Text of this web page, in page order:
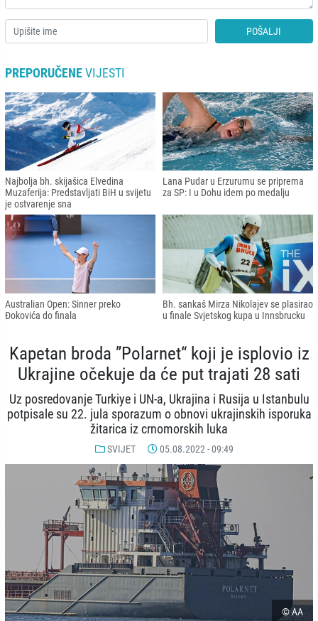
POŠALJI
PREPORUČENEVIJESTI
Najbolja bh. skijašica Elvedina
Muzaferija: Predstavljati BiH u svijetu
je ostvarenje sna
Lana Pudar u Erzurumu se priprema
za SP: I u Dohu idem po medalju
Australian Open: Sinner preko
Đokovića do finala
Bh. sankaš Mirza Nikolajev se plasirao
u finale Svjetskog kupa u Innsbrucku
Kapetan broda ”Polarnet“ koji je isplovio iz
Ukrajine očekuje da će put trajati 28 sati
Uz posredovanje Turkiye i UN-a, Ukrajina i Rusija u Istanbulu
potpisale su 22. jula sporazum o obnovi ukrajinskih isporuka
žitarica iz crnomorskih luka
SVIJET 05.08.2022 - 09:49
© AA